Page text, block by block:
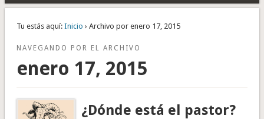
Tu estás aquí: Inicio › Archivo por enero 17, 2015
NAVEGANDO POR EL ARCHIVO
enero 17, 2015
¿Dónde está el pastor?